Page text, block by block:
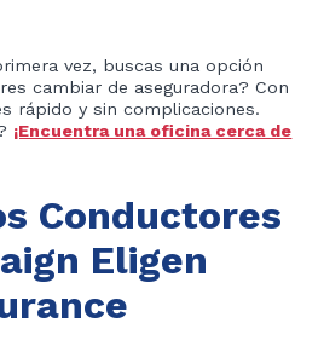
vez, buscas una opción
cambiar de aseguradora? Con
rápido y sin complicaciones.
¡Encuentra una oficina cerca de
Conductores
Eligen